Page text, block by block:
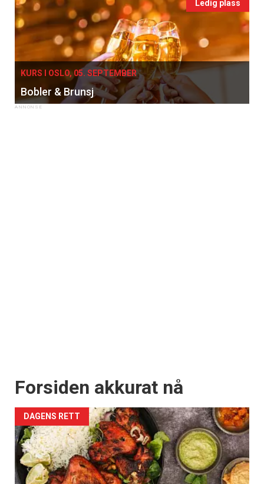
Ledig plass
KURS I OSLO, 05. SEPTEMBER
Bobler & Brunsj
Forsiden akkurat nå
DAGENS RETT